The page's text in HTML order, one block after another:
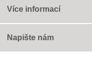
Více informací
Napište nám